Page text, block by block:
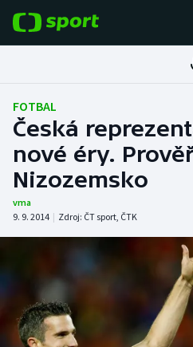
Fotbal
Hokej
Tenis
Atletika
Cyklistika
Americký fotbal
NEPŘEHLÉDNĚTE
FOTBAL
Česká
nové éry.
Nizozemsko
vma
9. 9. 2014 | Zdroj: ČT sport, ČTK